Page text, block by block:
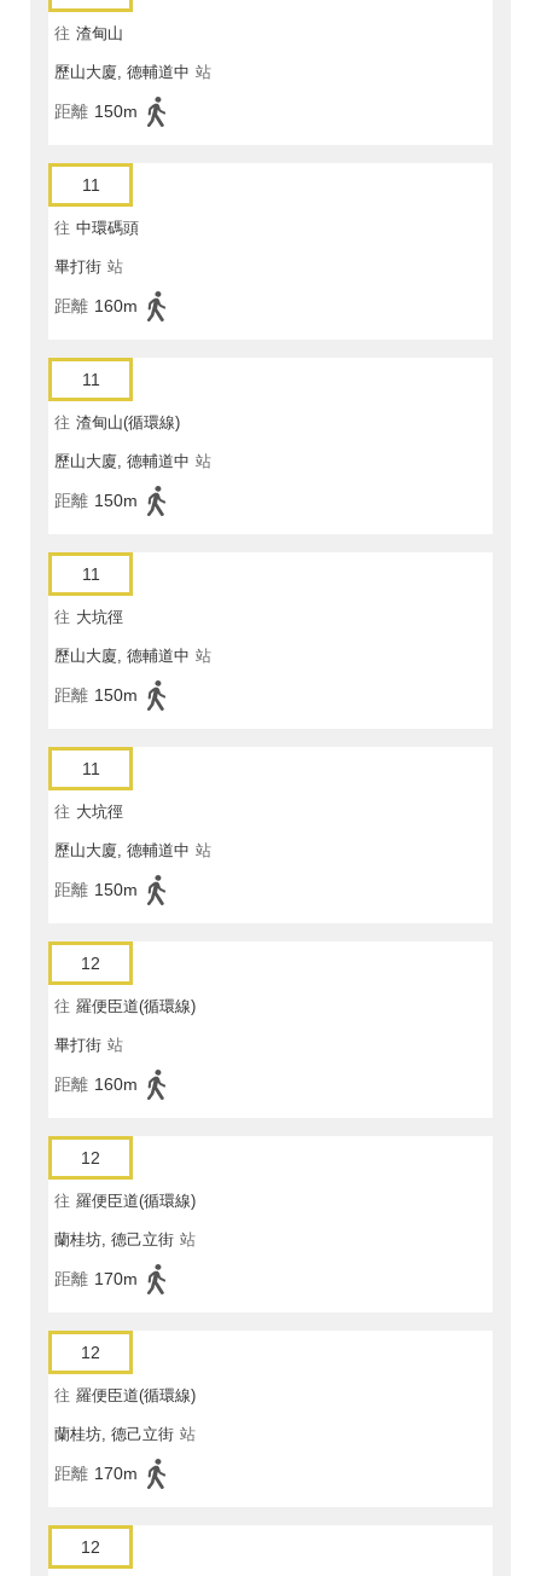
往 渣甸山
歷山大廈, 德輔道中 站
距離 150m
11
往 中環碼頭
畢打街 站
距離 160m
11
往 渣甸山(循環線)
歷山大廈, 德輔道中 站
距離 150m
11
往 大坑徑
歷山大廈, 德輔道中 站
距離 150m
11
往 大坑徑
歷山大廈, 德輔道中 站
距離 150m
12
往 羅便臣道(循環線)
畢打街 站
距離 160m
12
往 羅便臣道(循環線)
蘭桂坊, 德己立街 站
距離 170m
12
往 羅便臣道(循環線)
蘭桂坊, 德己立街 站
距離 170m
12